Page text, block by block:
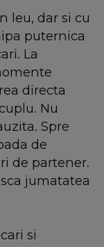
leu, dar si cu
puternica
La
directa
Nu
Spre
de
de partener.
jumatatea
si